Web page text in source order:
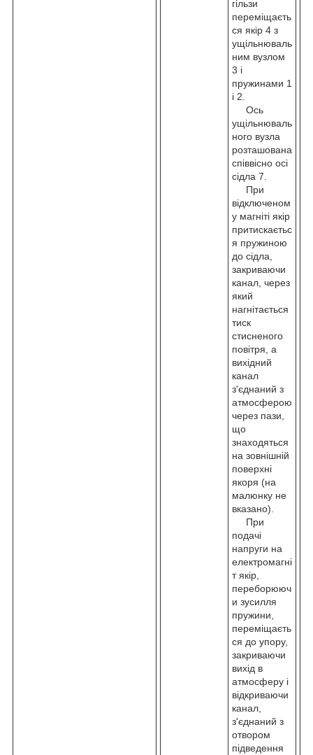
гільзи
переміщаєть
ся якір 4 з
ущільнюваль
ним вузлом
3 і
пружинами 1
і 2.
Ось
ущільнюваль
ного вузла
розташована
співвісно осі
сідла 7.
При
відключеном
у магніті якір
притискаєтьс
я пружиною
до сідла,
закриваючи
канал, через
який
нагнітається
тиск
стисненого
повітря, а
вихідний
канал
з'єднаний з
атмосферою
через пази,
що
знаходяться
на зовнішній
поверхні
якоря (на
малюнку не
вказано).
При
подачі
напруги на
електромагні
т якір,
переборююч
и зусилля
пружини,
переміщаєть
ся до упору,
закриваючи
вихід в
атмосферу і
відкриваючи
канал,
з'єднаний з
отвором
підведення